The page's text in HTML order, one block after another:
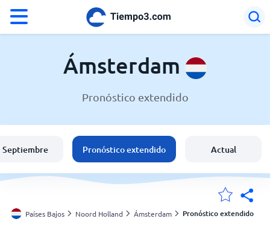
El clima en Ámsterdam
España
Argentina
Ámsterdam
Pronóstico extendido
Septiembre Pronóstico extendido Actual
Países Bajos Noord Holland Ámsterdam Pronóstico extendido